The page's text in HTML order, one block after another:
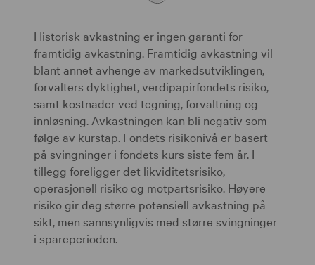
Historisk avkastning er ingen garanti for
framtidig avkastning. Framtidig avkastning vil
blant annet avhenge av markedsutviklingen,
forvalters dyktighet, verdipapirfondets risiko,
samt kostnader ved tegning, forvaltning og
innløsning. Avkastningen kan bli negativ som
følge av kurstap. Fondets risikonivå er basert
på svingninger i fondets kurs siste fem år. I
tillegg foreligger det likviditetsrisiko,
operasjonell risiko og motpartsrisiko. Høyere
risiko gir deg større potensiell avkastning på
sikt, men sannsynligvis med større svingninger
i spareperioden.